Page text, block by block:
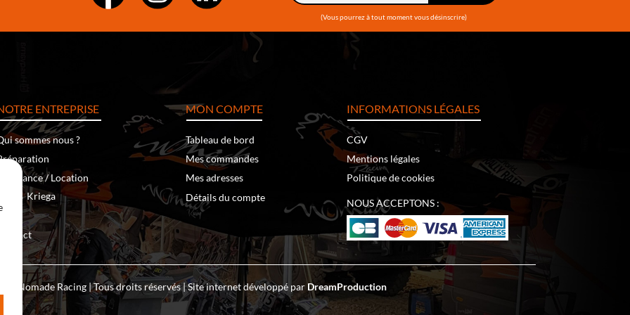
(Vous pourrez à tout moment vous désinscrire)
ENTREPRISE
sommes nous ?
Assistance / Location
‐ Kriega
Contact
MON COMPTE
Tableau de bord
Mes commandes
Mes adresses
Détails du compte
INFORMATIONS LÉGALES
CGV
Mentions légales
Politique de cookies
NOUS ACCEPTONS :
– Nomade Racing | Tous droits réservés | Site internet développé parDreamProduction